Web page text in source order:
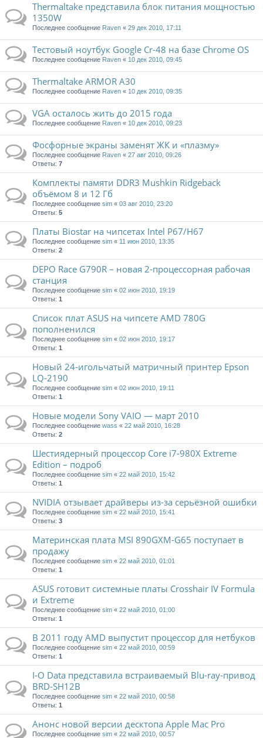
Thermaltake представила блок питания мощностью
1350W
Последнее сообщение Raven « 29 дек 2010, 17:11
Тестовый ноутбук Google Cr-48 на базе Chrome OS
Последнее сообщение Raven « 10 дек 2010, 09:45
Thermaltake ARMOR A30
Последнее сообщение Raven « 10 дек 2010, 09:35
VGA осталось жить до 2015 года
Последнее сообщение Raven « 10 дек 2010, 09:23
Фосфорные экраны заменят ЖК и «плазму»
Последнее сообщение Raven « 27 авг 2010, 09:26
Ответы: 7
Комплекты памяти DDR3 Mushkin Ridgeback
объёмом 8 и 12 Гб
Последнее сообщение sim « 03 авг 2010, 23:20
Ответы: 5
Платы Biostar на чипсетах Intel P67/H67
Последнее сообщение sim « 11 июн 2010, 13:35
Ответы: 2
DEPO Race G790R – новая 2-процессорная рабочая
станция
Последнее сообщение sim « 02 июн 2010, 19:19
Ответы: 1
Список плат ASUS на чипсете AMD 780G
пополненился
Последнее сообщение sim « 02 июн 2010, 19:17
Ответы: 1
Новый 24-игольчатый матричный принтер Epson
LQ-2190
Последнее сообщение sim « 02 июн 2010, 19:11
Ответы: 1
Новые модели Sony VAIO — март 2010
Последнее сообщение wass « 22 май 2010, 16:28
Ответы: 2
Шестиядерный процессор Core i7-980X Extreme
Edition – подроб
Последнее сообщение sim « 22 май 2010, 15:42
Ответы: 1
NVIDIA отзывает драйверы из-за серьёзной ошибки
Последнее сообщение sim « 22 май 2010, 15:41
Ответы: 3
Материнская плата MSI 890GXM-G65 поступает в
продажу
Последнее сообщение sim « 22 май 2010, 01:01
Ответы: 1
ASUS готовит системные платы Crosshair IV Formula
и Extreme
Последнее сообщение sim « 22 май 2010, 01:00
Ответы: 1
В 2011 году AMD выпустит процессор для нетбуков
Последнее сообщение sim « 22 май 2010, 00:59
Ответы: 1
I-O Data представила встраиваемый Blu-ray-привод
BRD-SH12B
Последнее сообщение sim « 22 май 2010, 00:58
Ответы: 1
Анонс новой версии десктопа Apple Mac Pro
Последнее сообщение sim « 22 май 2010, 00:57